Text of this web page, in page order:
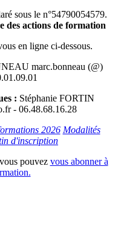
sous le n°54790054579.
actions de formation
en ligne ci-dessous.
marc.bonneau (@)
: Stéphanie FORTIN
- 06.48.68.16.28
2026 Modalités
d'inscription
pouvez vous abonner à